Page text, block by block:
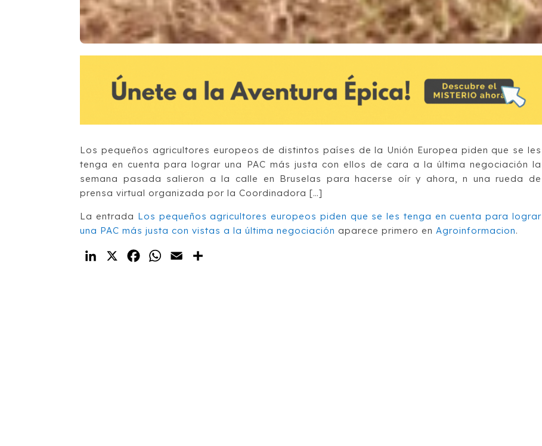
Los pequeños agricultores europeos de distintos países de la Unión Europea piden que se les
tenga en cuenta para lograr una PAC más justa con ellos de cara a la última negociación la
semana pasada salieron a la calle en Bruselas para hacerse oír y ahora, n una rueda de
prensa virtual organizada por la Coordinadora […]
La entrada Los pequeños agricultores europeos piden que se les tenga en cuenta para lograr
una PAC más justa con vistas a la última negociación aparece primero en Agroinformacion.
LinkedIn
X FacebookWhatsApp
Email